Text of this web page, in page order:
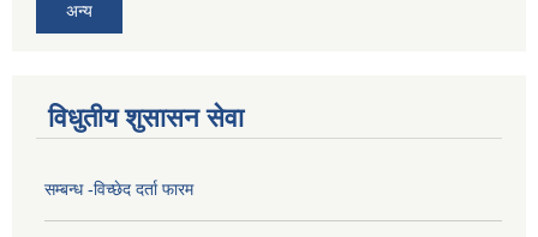
अन्य
विधुतीय शुसासन सेवा
सम्बन्ध -विच्छेद दर्ता फारम